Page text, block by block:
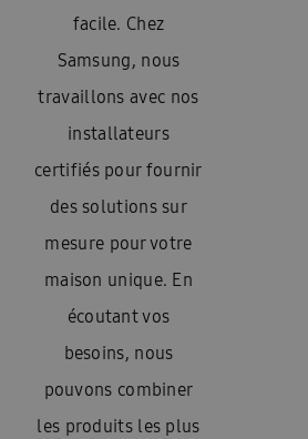
facile. Chez
Samsung, nous
travaillons avec nos
installateurs
certifiés pour fournir
des solutions sur
mesure pour votre
maison unique. En
écoutant vos
besoins, nous
pouvons combiner
les produits les plus